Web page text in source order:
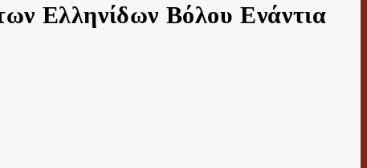
Ελληνίδων Βόλου Ενάντια